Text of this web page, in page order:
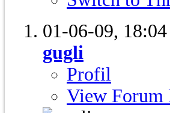
01-06-09, 18:04
gugli
Profil
View Forum